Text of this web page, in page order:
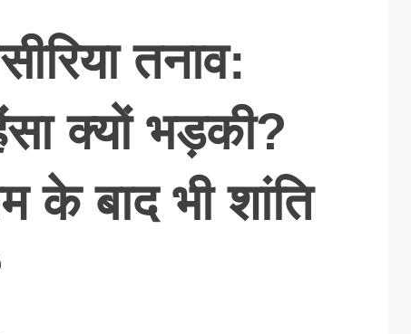
तनाव:
क्यों भड़की?
के बाद भी शांति